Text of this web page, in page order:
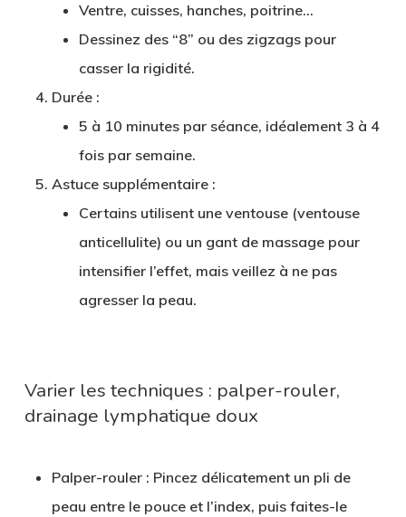
Ventre, cuisses, hanches, poitrine…
Dessinez des “8” ou des zigzags pour
casser la rigidité.
Durée:
5 à 10 minutes par séance, idéalement 3 à 4
fois par semaine.
Astuce supplémentaire:
Certains utilisent une ventouse (ventouse
anticellulite) ou un gant de massage pour
intensifier l’effet, mais veillez à ne pas
agresser la peau.
Varier les techniques : palper-rouler,
drainage lymphatique doux
Palper-rouler: Pincez délicatement un pli de
peau entre le pouce et l’index, puis faites-le